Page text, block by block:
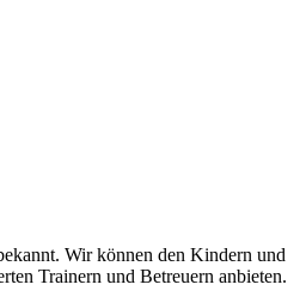
Wir können den Kindern und
Trainern und Betreuern anbieten.